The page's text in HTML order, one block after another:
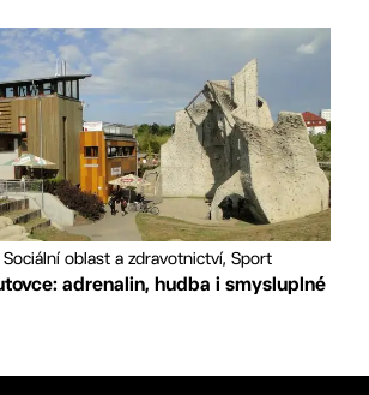
oblast a zdravotnictví, Sport
adrenalin, hudba i smysluplné